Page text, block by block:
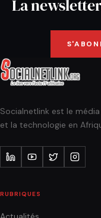
La
Socialnetlink est le
et la technologie en
RUBRIQUES